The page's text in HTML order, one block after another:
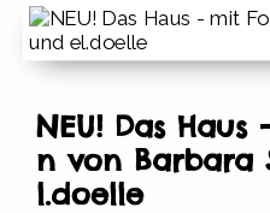
NEU! Das
n von Barbara
l.doelle